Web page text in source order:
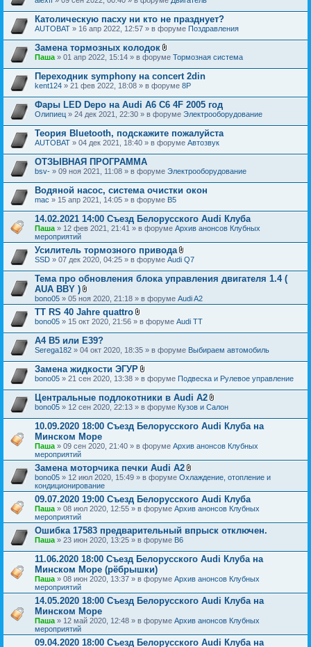
Католическую пасху ни кто не празднует?
AUTOBAT » 16 апр 2022, 12:57 » в форуме Поздравления
Замена тормозных колодок
В
о
ж
е
н
и
я
Паша » 01 апр 2022, 15:14 » в форуме Тормозная система
Переходник symphony на concert 2din
kent124 » 21 фев 2022, 18:08 » в форуме 8P
Фары LED Depo на Audi A6 C6 4F 2005 год
Олипиец » 24 дек 2021, 22:30 » в форуме Электрооборудование
Теория Bluetooth, подскажите пожалуйста
AUTOBAT » 04 дек 2021, 18:40 » в форуме Автозвук
ОТЗЫВНАЯ ПРОГРАММА
bsv- » 09 ноя 2021, 11:08 » в форуме Электрооборудование
Водяной насос, система очистки окон
mac » 15 апр 2021, 14:05 » в форуме B5
14.02.2021 14:00 Съезд Белорусского Audi Клуба
Паша » 12 фев 2021, 21:41 » в форуме Архив анонсов Клубных
мероприятий
Усилитель тормозного привода
В
л
о
ж
н
и
SSD » 07 дек 2020, 04:25 » в форуме Audi Q7
Тема про обновления блока управления двигателя 1.4 (
AUA BBY )
В
л
о
ж
н
и
я
bono05 » 05 ноя 2020, 21:18 » в форуме Audi A2
TT RS 40 Jahre quattro
В
о
е
н
и
я
bono05 » 15 окт 2020, 21:56 » в форуме Audi TT
A4 B5 или E39?
Serega182 » 04 окт 2020, 18:35 » в форуме Выбираем автомобиль
Замена жидкости ЭГУР
В
о
ж
е
н
и
bono05 » 21 сен 2020, 13:38 » в форуме Подвеска и Рулевое управление
Центральные подлокотники в Audi A2
В
о
ж
н
я
bono05 » 12 сен 2020, 22:13 » в форуме Кузов и Салон
10.09.2020 18:00 Съезд Белорусского Audi Клуба на
Минском Море
Паша » 09 сен 2020, 21:40 » в форуме Архив анонсов Клубных
мероприятий
Замена моторчика печки Audi A2
В
о
ж
е
и
я
bono05 » 12 июл 2020, 15:49 » в форуме Охлаждение, отопление и
кондиционирование
09.07.2020 19:00 Съезд Белорусского Audi Клуба
Паша » 08 июл 2020, 12:55 » в форуме Архив анонсов Клубных
мероприятий
Ошибка 17583 предварительный впрыск отключен.
Паша » 23 июн 2020, 13:25 » в форуме B6
11.06.2020 18:00 Съезд Белорусского Audi Клуба на
Минском Море (рёбрышки)
Паша » 08 июн 2020, 13:37 » в форуме Архив анонсов Клубных
мероприятий
14.05.2020 18:00 Съезд Белорусского Audi Клуба на
Минском Море
Паша » 12 май 2020, 12:48 » в форуме Архив анонсов Клубных
мероприятий
09.04.2020 18:00 Съезд Белорусского Audi Клуба на